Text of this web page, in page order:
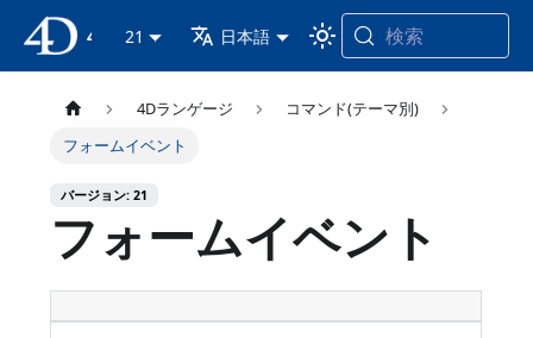
21 日本語 検索
4Dランゲージ
コマンド(テーマ別)
フォームイベント
バージョン: 21
フォームイベント